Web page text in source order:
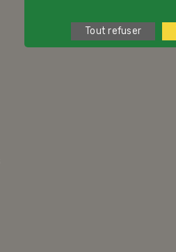
Tout refuser